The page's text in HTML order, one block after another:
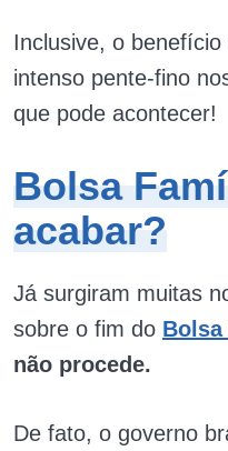
Inclusive, o
intenso pente-fino
que pode acontecer!
Bolsa
acabar?
Já surgiram muitas
sobre o fim do
não procede.
De fato, o governo